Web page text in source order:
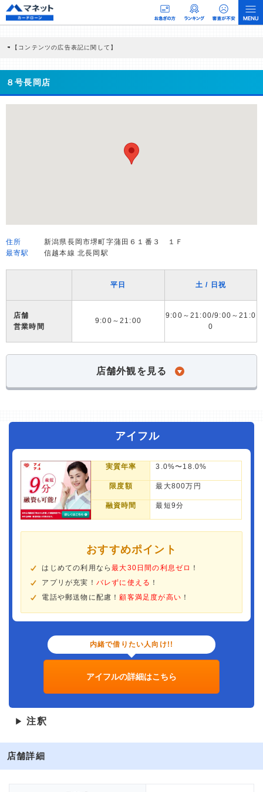
【コンテンツの広告表記に関して】
商品を根拠なくPRするものではなく、当編集部の調査／ユーザーへの口コミ収集な
どに基づき、公平性を担保した情報提供を行っています。
>提携企業一覧
８号長岡店
住所
新潟県長岡市堺町字蒲田６１番３ １Ｆ
最寄駅
信越本線 北長岡駅
平日 土 / 日祝
店舗
営業時間
9:00～21:00
9:00～21:00/9:00～21:0
0
店舗外観を見る
アイフル
実質年率 3.0%〜18.0%
限度額 最大800万円
融資時間 最短9分
おすすめポイント
はじめての利用なら最大30日間の利息ゼロ ！
アプリが充実！ バレずに使える ！
電話や郵送物に配慮！顧客満足度が高い ！
内緒で借りたい人向け!!
アイフルの詳細はこちら
▶ 注釈
店舗詳細